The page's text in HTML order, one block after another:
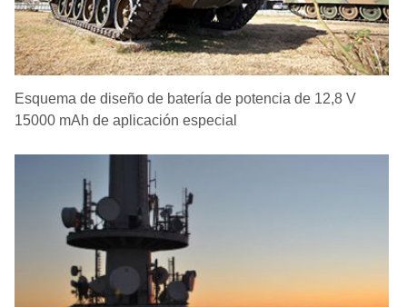
Esquema de diseño de batería de potencia de 12,8 V
15000 mAh de aplicación especial